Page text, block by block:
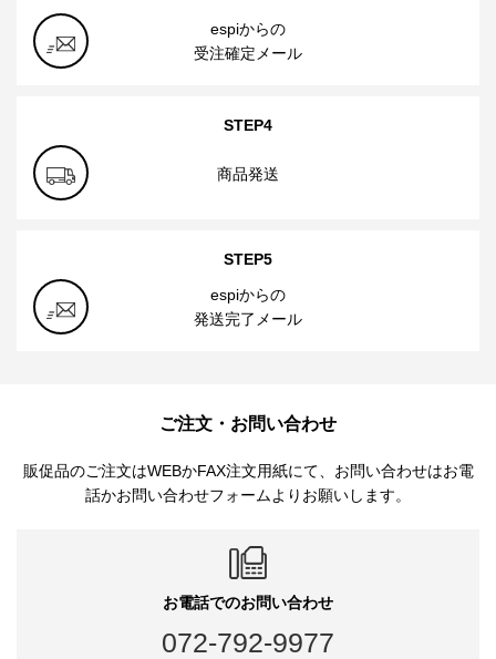
espiからの
受注確定メール
STEP4
商品発送
STEP5
espiからの
発送完了メール
ご注文・お問い合わせ
販促品のご注文はWEBかFAX注文用紙にて、お問い合わせはお電
話かお問い合わせフォームよりお願いします。
お電話でのお問い合わせ
072-792-9977